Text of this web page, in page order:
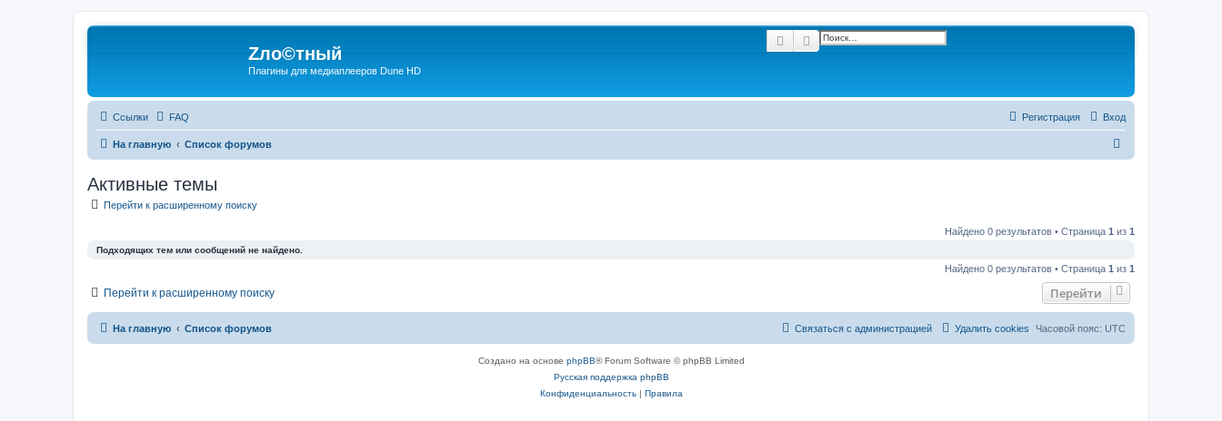
Zло©тный
Плагины для медиаплееров Dune HD
ПоискРасширенный поиск
Ссылки FAQ Вход
Регистрация
На главную Список форумов
к
Активные темы
Перейти к расширенному поиску
Найдено 0 результатов • Страница 1 из 1
Подходящих тем или сообщений не найдено.
Найдено 0 результатов • Страница 1 из 1
Перейти к расширенному поиску Перейти
На главную Список форумов Часовой пояс: UTC
Удалить cookies
Связаться с администрацией
Создано на основе phpBB® Forum Software © phpBB Limited
Русская поддержка phpBB
Конфиденциальность| Правила